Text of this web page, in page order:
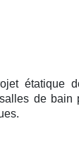
étatique
de bain